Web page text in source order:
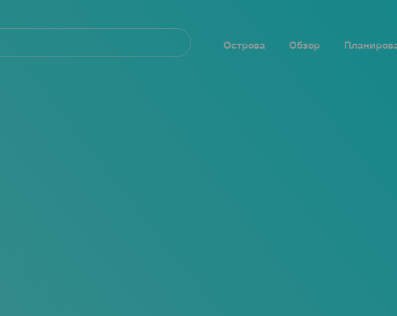
principalОстрова Обзор